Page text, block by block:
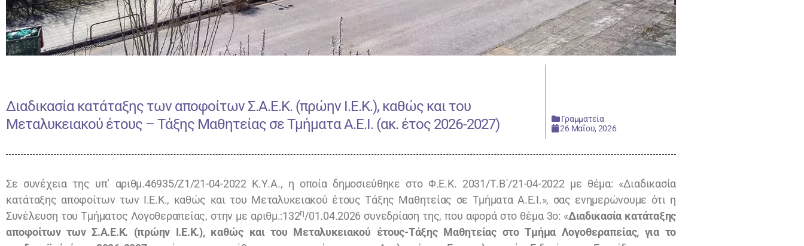
Διαδικασία κατάταξης των αποφοίτων Σ.Α.Ε.Κ. (πρώην Ι.Ε.Κ.), καθώς και του
Μεταλυκειακού έτους – Τάξης Μαθητείας σε Τμήματα Α.Ε.Ι. (ακ. έτος 2026-2027)
Γραμματεία
26 Μαΐου, 2026
Σε συνέχεια της υπ’ αριθμ.46935/Ζ1/21-04-2022 Κ.Υ.Α., η οποία δημοσιεύθηκε στο Φ.Ε.Κ. 2031/Τ.Β΄/21-04-2022 με θέμα: «Διαδικασία
κατάταξης αποφοίτων των Ι.Ε.Κ., καθώς και του Μεταλυκειακού έτους Τάξης Μαθητείας σε Τμήματα Α.Ε.Ι.», σας ενημερώνουμε ότι η
Συνέλευση του Τμήματος Λογοθεραπείας, στην με αριθμ.:132η/01.04.2026 συνεδρίαση της, που αφορά στο θέμα 3ο: «Διαδικασία κατάταξης
αποφοίτων των Σ.Α.Ε.Κ. (πρώην Ι.Ε.Κ.), καθώς και του Μεταλυκειακού έτους-Τάξης Μαθητείας στο Τμήμα Λογοθεραπείας, για το